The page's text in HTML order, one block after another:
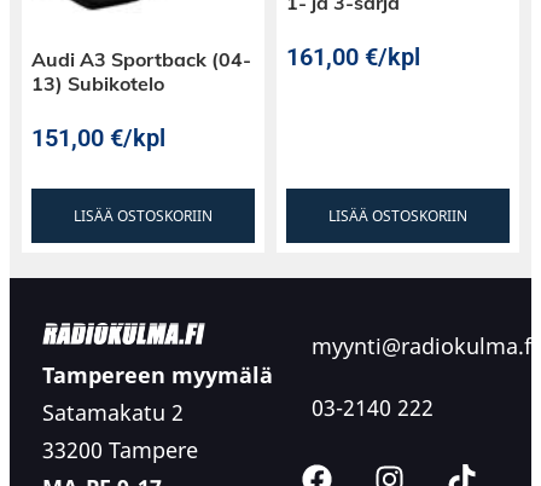
Audi A3 Sportback (04-
13) Subikotelo
151,00€/kpl
LISÄÄ OSTOSKORIIN
161,00€/kpl
LISÄÄ OSTOSKORIIN
Tampereen myymälä
Satamakatu 2
33200 Tampere
myynti@radiokulma.fi
03-2140 222